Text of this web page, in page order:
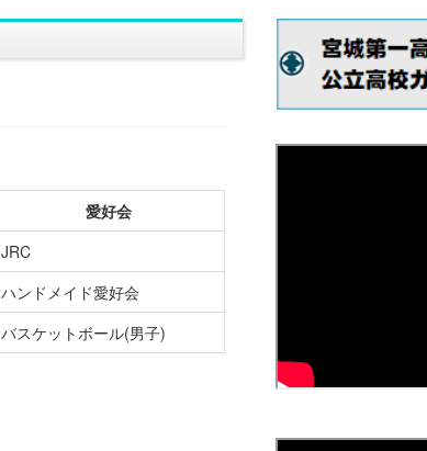
愛好会
JRC
ハンドメイド愛好会
バスケットボール(男子)